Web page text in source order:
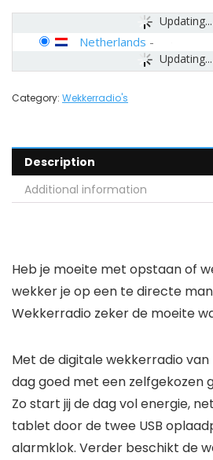
Updating...
Updating...
Netherlands -
Category: Wekkerradio's
Description
Additional information
Heb je moeite met opstaan of
wekker je op een te directe
Wekkerradio zeker de moeite
Met de digitale wekkerradio van
dag goed met een zelfgekozen
Zo start jij de dag vol energie,
tablet door de twee USB
alarmklok. Verder beschikt de